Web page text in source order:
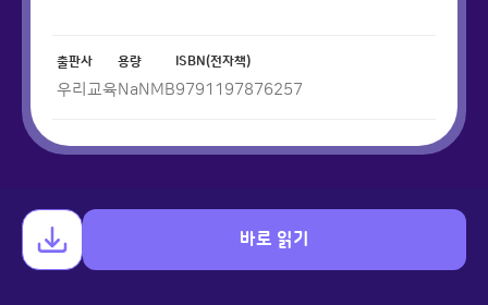
바로 읽기
출판사
우리교육
용량
NaN MB
ISBN(전자책)
9791197876257